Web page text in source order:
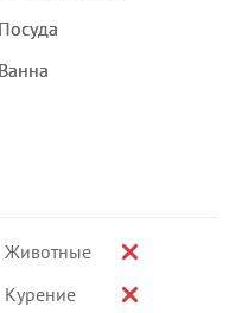
Посуда
Ванна
Животные
Курение